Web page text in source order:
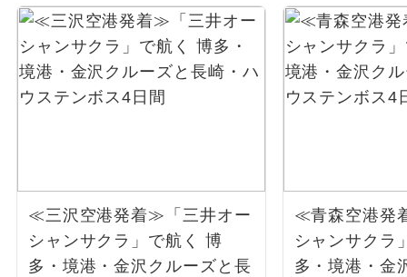
≪三沢空港発着≫「三井オー
シャンサクラ」で航く 博
多・境港・金沢クルーズと長
≪青森空港発
シャンサクラ
多・境港・金